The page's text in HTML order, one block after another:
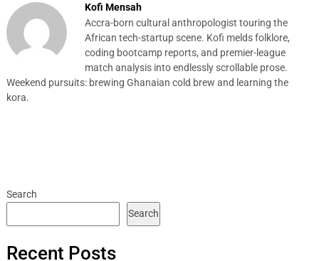
Kofi Mensah
Accra-born cultural anthropologist touring the
African tech-startup scene. Kofi melds folklore,
coding bootcamp reports, and premier-league
match analysis into endlessly scrollable prose.
Weekend pursuits: brewing Ghanaian cold brew and learning the
kora.
Search
Search
Recent Posts